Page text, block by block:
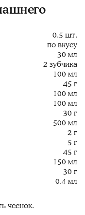
0.5 шт.
по вкусу
30 мл
2 зубчика
100 мл
45 г
100 мл
100 мл
30 г
500 мл
2 г
5 г
45 г
150 мл
30 г
0.4 мл
чеснок.